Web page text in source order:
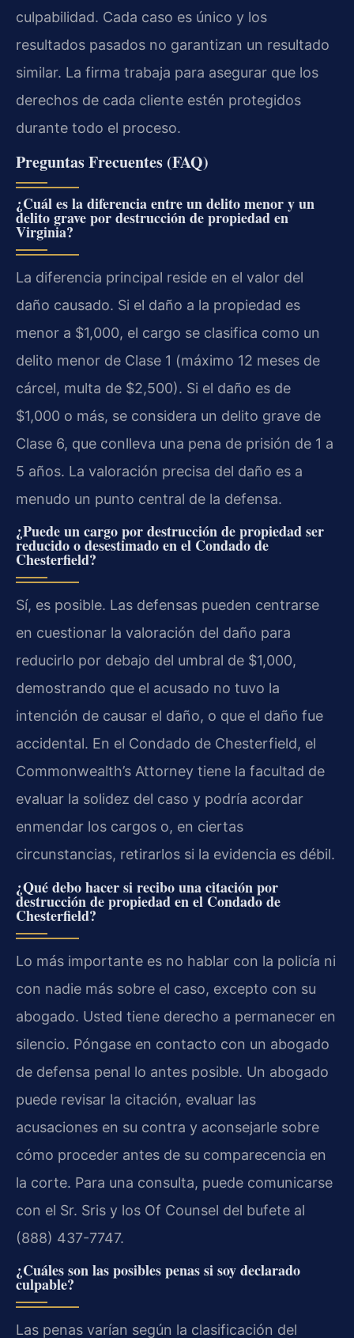
culpabilidad. Cada caso es único y los
resultados pasados no garantizan un resultado
similar. La firma trabaja para asegurar que los
derechos de cada cliente estén protegidos
durante todo el proceso.
Preguntas Frecuentes (FAQ)
¿Cuál es la diferencia entre un delito menor y un
delito grave por destrucción de propiedad en
Virginia?
La diferencia principal reside en el valor del
daño causado. Si el daño a la propiedad es
menor a $1,000, el cargo se clasifica como un
delito menor de Clase 1 (máximo 12 meses de
cárcel, multa de $2,500). Si el daño es de
$1,000 o más, se considera un delito grave de
Clase 6, que conlleva una pena de prisión de 1 a
5 años. La valoración precisa del daño es a
menudo un punto central de la defensa.
¿Puede un cargo por destrucción de propiedad ser
reducido o desestimado en el Condado de
Chesterfield?
Sí, es posible. Las defensas pueden centrarse
en cuestionar la valoración del daño para
reducirlo por debajo del umbral de $1,000,
demostrando que el acusado no tuvo la
intención de causar el daño, o que el daño fue
accidental. En el Condado de Chesterfield, el
Commonwealth’s Attorney tiene la facultad de
evaluar la solidez del caso y podría acordar
enmendar los cargos o, en ciertas
circunstancias, retirarlos si la evidencia es débil.
¿Qué debo hacer si recibo una citación por
destrucción de propiedad en el Condado de
Chesterfield?
Lo más importante es no hablar con la policía ni
con nadie más sobre el caso, excepto con su
abogado. Usted tiene derecho a permanecer en
silencio. Póngase en contacto con un abogado
de defensa penal lo antes posible. Un abogado
puede revisar la citación, evaluar las
acusaciones en su contra y aconsejarle sobre
cómo proceder antes de su comparecencia en
la corte. Para una consulta, puede comunicarse
con el Sr. Sris y los Of Counsel del bufete al
(888) 437-7747.
¿Cuáles son las posibles penas si soy declarado
culpable?
Las penas varían según la clasificación del